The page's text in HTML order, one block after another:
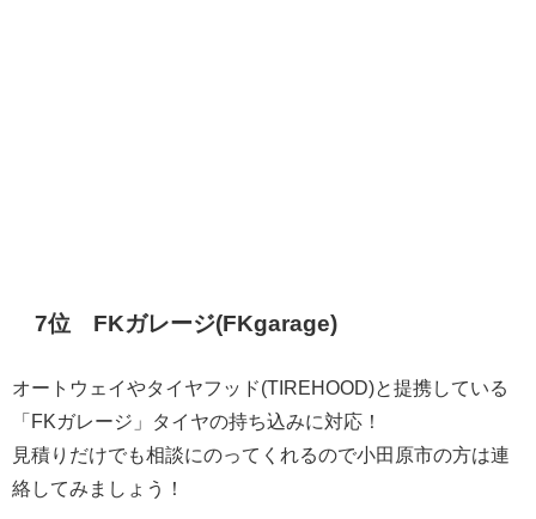
7位 FKガレージ(FKgarage)
オートウェイやタイヤフッド(TIREHOOD)と提携している
「FKガレージ」タイヤの持ち込みに対応！
見積りだけでも相談にのってくれるので小田原市の方は連
絡してみましょう！